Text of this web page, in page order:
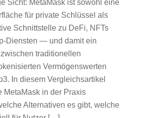
Sicht: MetaMask ist sowohl eine
für private Schlüssel als
Schnittstelle zu DeFi, NFTs
— und damit ein
traditionellen
Vermögenswerten
In diesem Vergleichsartikel
MetaMask in der Praxis
Alternativen es gibt, welche